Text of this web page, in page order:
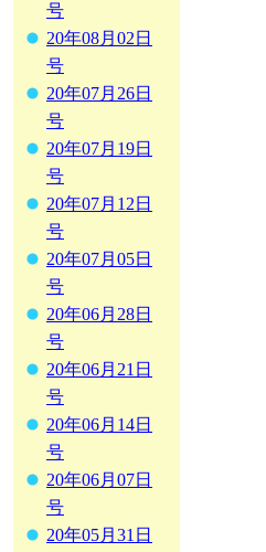
号
20年08月02日
号
20年07月26日
号
20年07月19日
号
20年07月12日
号
20年07月05日
号
20年06月28日
号
20年06月21日
号
20年06月14日
号
20年06月07日
号
20年05月31日